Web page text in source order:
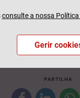
a consulta de
S.A. registada na ASF
PARTILHA
consulte a nossa Política
Gerir